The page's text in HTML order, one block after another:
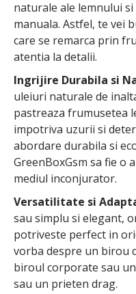
naturale ale lemnului
manuala. Astfel, te vei
care se remarca prin
atentia la detalii.
Ingrijire Durabila si
uleiuri naturale de
pastreaza frumusetea
impotriva uzurii si
abordare durabila si
GreenBoxGsm sa fie o
mediul inconjurator.
Versatilitate si
sau simplu si elegant,
potriveste perfect in
vorba despre un birou
biroul corporate sau
sau un prieten drag.